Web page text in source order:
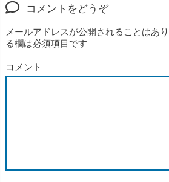
コメントをどうぞ
メールアドレスが公開されることはあり
る欄は必須項目です
コメント